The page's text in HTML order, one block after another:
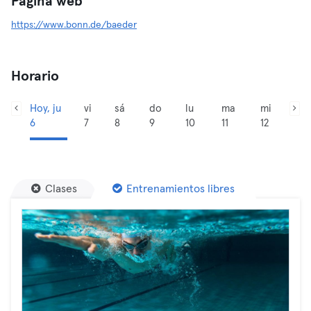
https://www.bonn.de/baeder
Horario
Hoy, ju
6
vi
7
sá
8
do
9
lu
10
ma
11
mi
12
Clases Entrenamientos libres